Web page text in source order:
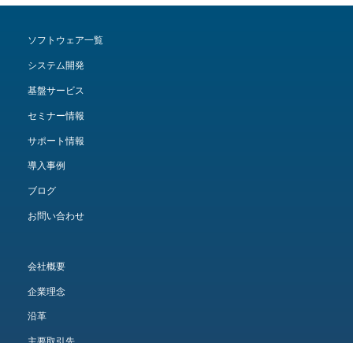
ソフトウェア一覧
システム開発
基盤サービス
セミナー情報
サポート情報
導入事例
ブログ
お問い合わせ
会社概要
企業理念
沿革